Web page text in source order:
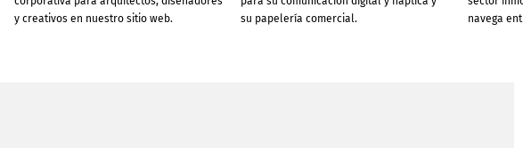
y creativos en nuestro sitio web.
su papelería comercial.
navega